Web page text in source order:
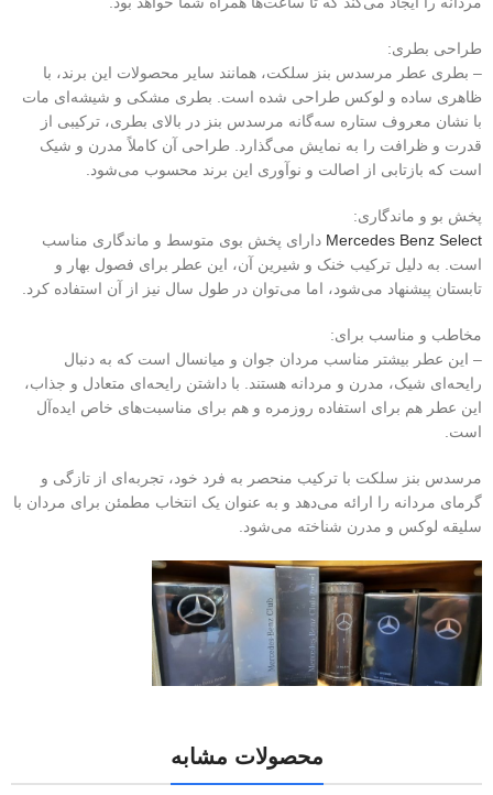
طراحی بطری:
– بطری عطر مرسدس بنز سلکت، همانند سایر محصولات این برند، با
ظاهری ساده و لوکس طراحی شده است. بطری مشکی و شیشه‌ای مات
با نشان معروف ستاره سه‌گانه مرسدس بنز در بالای بطری، ترکیبی از
قدرت و ظرافت را به نمایش می‌گذارد. طراحی آن کاملاً مدرن و شیک
است که بازتابی از اصالت و نوآوری این برند محسوب می‌شود.
پخش بو و ماندگاری:
Mercedes Benz Select دارای پخش بوی متوسط و ماندگاری مناسب
است. به دلیل ترکیب خنک و شیرین آن، این عطر برای فصول بهار و
تابستان پیشنهاد می‌شود، اما می‌توان در طول سال نیز از آن استفاده کرد.
مخاطب و مناسب برای:
– این عطر بیشتر مناسب مردان جوان و میانسال است که به دنبال
رایحه‌ای شیک، مدرن و مردانه هستند. با داشتن رایحه‌ای متعادل و جذاب،
این عطر هم برای استفاده روزمره و هم برای مناسبت‌های خاص ایده‌آل
است.
مرسدس بنز سلکت با ترکیب منحصر به فرد خود، تجربه‌ای از تازگی و
گرمای مردانه را ارائه می‌دهد و به عنوان یک انتخاب مطمئن برای مردان با
سلیقه لوکس و مدرن شناخته می‌شود.
محصولات مشابه